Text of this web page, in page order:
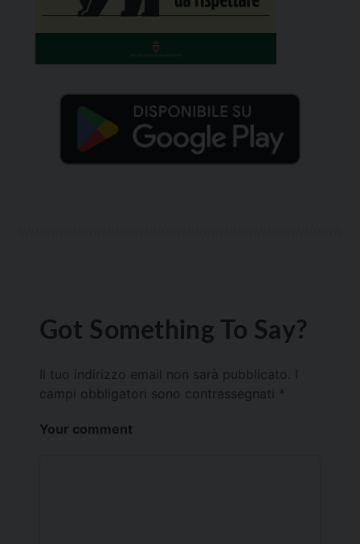
Got Something To Say?
Il tuo indirizzo email non sarà pubblicato.
campi obbligatori sono contrassegnati *
Your comment